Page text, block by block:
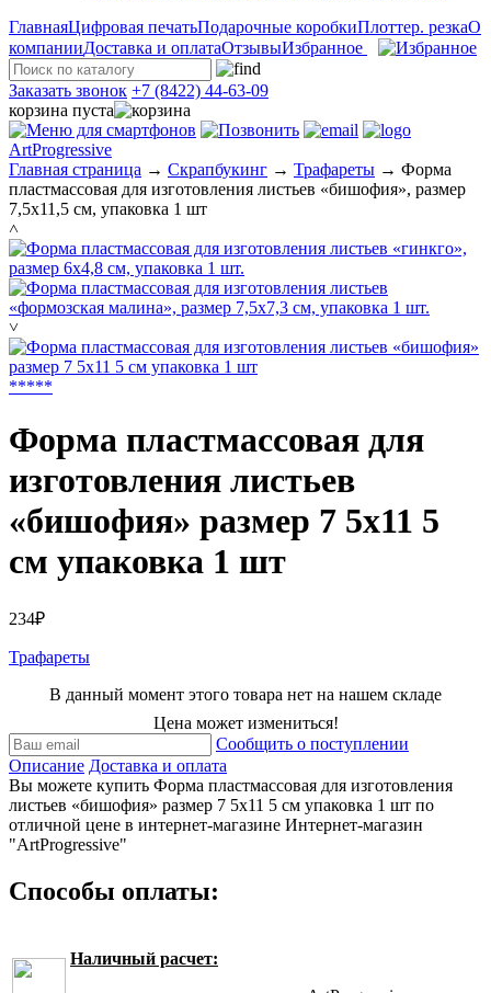
ГлавнаяЦифровая печатьПодарочные коробкиПлоттер. резкаО
компанииДоставка и оплатаОтзывыИзбранное
Заказать звонок +7 (8422) 44-63-09
корзина пуста
ArtProgressive
Главная страница → Скрапбукинг → Трафареты → Форма
пластмассовая для изготовления листьев «бишофия», размер
7,5х11,5 см, упаковка 1 шт
˄
˅
*****
Форма пластмассовая для
изготовления листьев
«бишофия» размер 7 5х11 5
см упаковка 1 шт
234₽
Трафареты
В данный момент этого товара нет на нашем складе
Цена может измениться!
Сообщить о поступлении
Описание Доставка и оплата
Вы можете купить Форма пластмассовая для изготовления
листьев «бишофия» размер 7 5х11 5 см упаковка 1 шт по
отличной цене в интернет-магазине Интернет-магазин
"ArtProgressive"
Способы оплаты:
Наличный расчет: